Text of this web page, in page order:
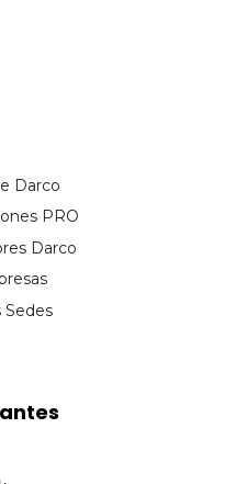
Darco
PRO
Darco
Sedes